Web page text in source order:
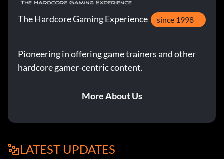
The Hardcore Gaming Experience since 1998
Pioneering in offering game trainers and other
hardcore gamer-centric content.
More About Us
LATEST UPDATES